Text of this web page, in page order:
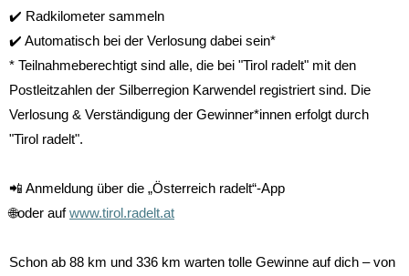
✔️ Radkilometer sammeln
✔️ Automatisch bei der Verlosung dabei sein*
* Teilnahmeberechtigt sind alle, die bei "Tirol radelt" mit den
Postleitzahlen der Silberregion Karwendel registriert sind. Die
Verlosung & Verständigung der Gewinner*innen erfolgt durch
"Tirol radelt".
📲 Anmeldung über die „Österreich radelt“-App
🌐oder aufwww.tirol.radelt.at
Schon ab 88 km und 336 km warten tolle Gewinne auf dich – von